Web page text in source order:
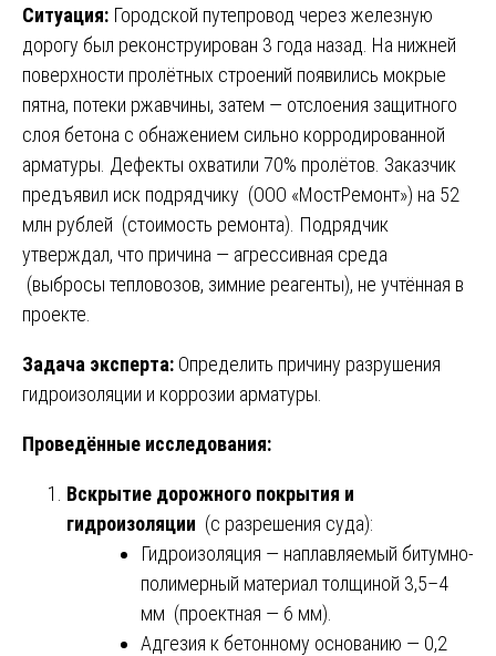
Ситуация: Городской путепровод через железную
дорогу был реконструирован 3 года назад. На нижней
поверхности пролётных строений появились мокрые
пятна, потеки ржавчины, затем — отслоения защитного
слоя бетона с обнажением сильно корродированной
арматуры. Дефекты охватили 70% пролётов. Заказчик
предъявил иск подрядчику (ООО «МостРемонт») на 52
млн рублей (стоимость ремонта). Подрядчик
утверждал, что причина — агрессивная среда
(выбросы тепловозов, зимние реагенты), не учтённая в
проекте.
Задача эксперта: Определить причину разрушения
гидроизоляции и коррозии арматуры.
Проведённые исследования:
Вскрытие дорожного покрытия и
гидроизоляции (с разрешения суда):
Гидроизоляция — наплавляемый битумно-
полимерный материал толщиной 3,5–4
мм (проектная — 6 мм).
Адгезия к бетонному основанию — 0,2